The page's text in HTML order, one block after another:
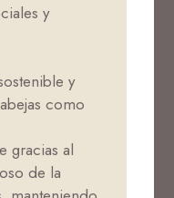
y
y
como
gracias al
de la